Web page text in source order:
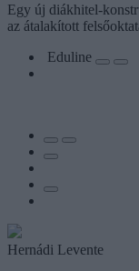
Egy új diákhitel-
az átalakított
Eduline
Hernádi Levente